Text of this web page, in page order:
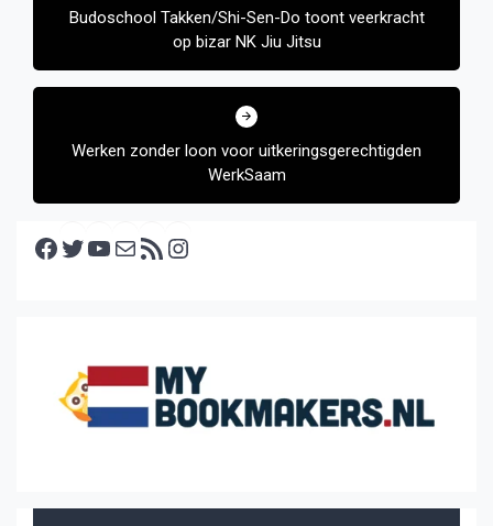
Budoschool Takken/Shi-Sen-Do toont veerkracht
op bizar NK Jiu Jitsu
Werken zonder loon voor uitkeringsgerechtigden
WerkSaam
Facebook Twitter YouTube E-mail RSS feed